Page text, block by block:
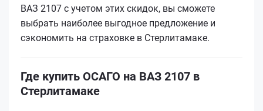
ВАЗ 2107 с учетом этих скидок, вы сможете
выбрать наиболее выгодное предложение и
сэкономить на страховке в Стерлитамаке.
Где купить ОСАГО на ВАЗ 2107 в
Стерлитамаке